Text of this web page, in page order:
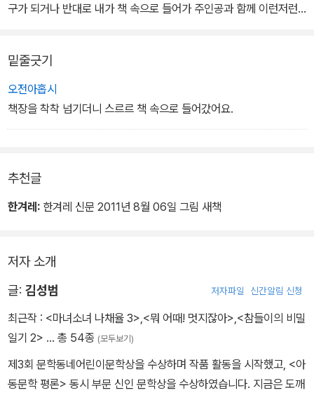
구가 되거나 반대로 내가 책 속으로 들어가 주인공과 함께 이런저런
주인공 범이는 오늘도 게임만 한다고 엄마한테 혼이 났다. 풀이 죽어
방으로 들어와 책을 펼치지만 책이 눈에 들어올 리가 없다. 홧김에 내
동댕이친 책이 몇 번 구르다가 툭 섰다. 그걸 보자 순간 재밌는 생각이
밑줄긋기
오전아홉시
책장을 착착 넘기더니 스르르 책 속으로 들어갔어요.
추천글
한겨레: 한겨레 신문 2011년 8월 06일 그림 새책
저자 소개
글: 김성범 저자파일 신간알림 신청
최근작 : <마녀소녀 나채율 3> <뭐 어때! 멋지잖아> <참들이의 비밀
일기 2> … 총 54종 (모두보기)
제3회 문학동네어린이문학상을 수상하며 작품 활동을 시작했고, <아
동문학 평론> 동시 부문 신인 문학상을 수상하였습니다. 지금은 도깨